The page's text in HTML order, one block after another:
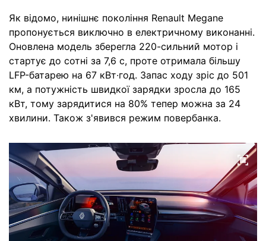
Як відомо, нинішнє покоління Renault Megane
пропонується виключно в електричному виконанні.
Оновлена модель зберегла 220-сильний мотор і
стартує до сотні за 7,6 с, проте отримала більшу
LFP-батарею на 67 кВт∙год. Запас ходу зріс до 501
км, а потужність швидкої зарядки зросла до 165
кВт, тому зарядитися на 80% тепер можна за 24
хвилини. Також з'явився режим повербанка.